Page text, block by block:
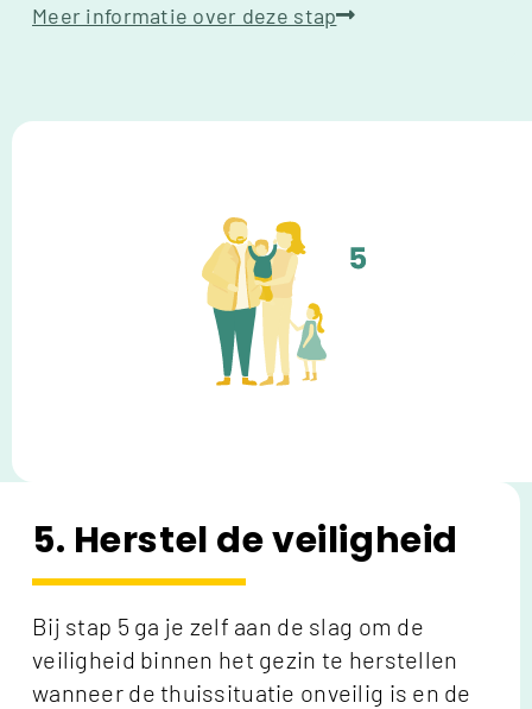
Meer informatie over deze stap
5. Herstel de veiligheid
Bij stap 5 ga je zelf aan de slag om de
veiligheid binnen het gezin te herstellen
wanneer de thuissituatie onveilig is en de